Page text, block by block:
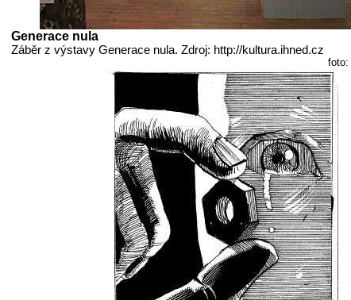
Generace nula
Záběr z výstavy Generace nula. Zdroj: http://kultura.ihned.cz
foto: